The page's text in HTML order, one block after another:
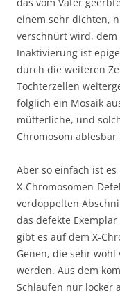
das vom Vater
einem sehr dichten,
verschnürt wird, dem
Inaktivierung ist
durch die weiteren
Tochterzellen
folglich ein Mosaik
mütterliche, und
Chromosom
Aber so einfach ist
X-Chromosomen-
verdoppelten
das defekte
gibt es auf dem X-
Genen, die sehr
werden. Aus dem
Schlaufen nur locker